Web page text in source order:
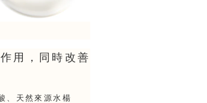
用，同時改善
、天然來源水楊